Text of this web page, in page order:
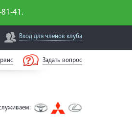
81-41.
Вход для членов клуба
Задать вопрос